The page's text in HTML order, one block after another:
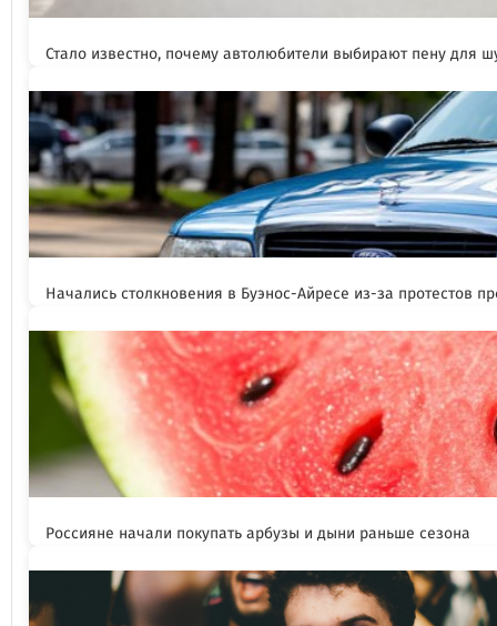
Стало известно, почему автолюбители выбирают пену для
Начались столкновения в Буэнос-Айресе из-за протестов
Россияне начали покупать арбузы и дыни раньше сезона